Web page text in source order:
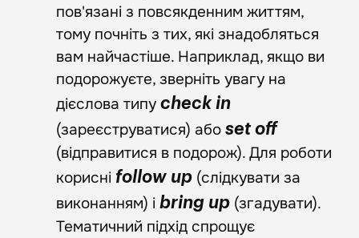
пов'язані з повсякденним життям,
тому почніть з тих, які знадобляться
вам найчастіше. Наприклад, якщо ви
подорожуєте, зверніть увагу на
дієслова типуcheck in
(зареєструватися) абоset off
(відправитися в подорож). Для роботи
корисні follow up (слідкувати за
виконанням) іbring up (згадувати).
Тематичний підхід спрощує